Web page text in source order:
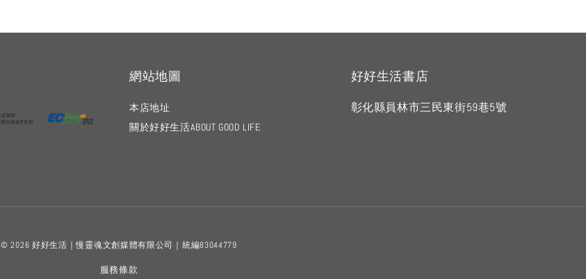
網站地圖
本店地址
關於好好生活ABOUT GOOD LIFE
好好生活書店
彰化縣員林市三民東街59巷5號
© 2026 好好生活｜慢靈魂文創媒體有限公司｜統編83044779
服務條款